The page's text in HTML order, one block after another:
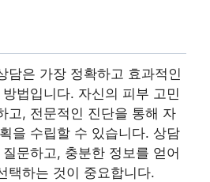
담은 가장 정확하고 효과적인
법입니다. 자신의 피부 고민
고, 전문적인 진단을 통해 자
을 수립할 수 있습니다. 상담
문하고, 충분한 정보를 얻어
택하는 것이 중요합니다.